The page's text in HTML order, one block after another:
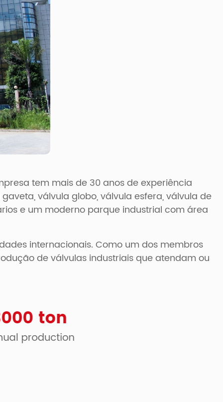
tem mais de 30 anos de experiência
válvula globo, válvula esfera, válvula de
e um moderno parque industrial com área
internacionais. Como um dos membros
de válvulas industriais que atendam ou